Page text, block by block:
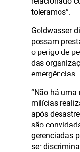
toleramos”.
Goldwasser
possam
o perigo de
das
emergências.
“Não há
milícias
após
são
gerenciadas
ser